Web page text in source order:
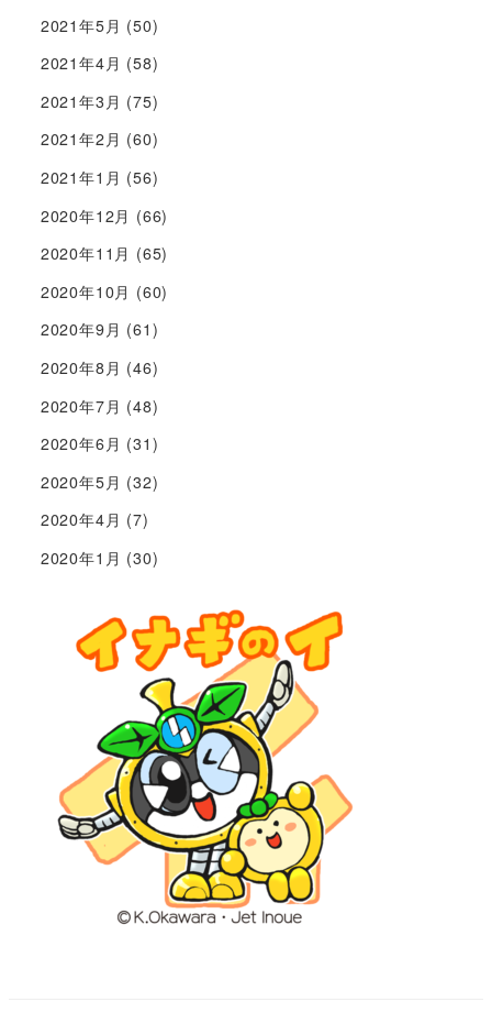
2021年5月 (50)
2021年4月 (58)
2021年3月 (75)
2021年2月 (60)
2021年1月 (56)
2020年12月 (66)
2020年11月 (65)
2020年10月 (60)
2020年9月 (61)
2020年8月 (46)
2020年7月 (48)
2020年6月 (31)
2020年5月 (32)
2020年4月 (7)
2020年1月 (30)